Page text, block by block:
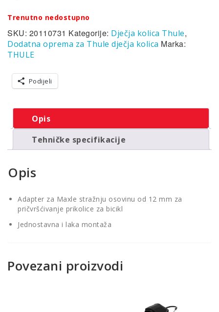
Trenutno nedostupno
SKU: 20110731 Kategorije: Dječja kolica Thule,
Dodatna oprema za Thule dječja kolica Marka:
THULE
Podijeli
Opis
Tehničke specifikacije
Opis
Adapter za Maxle stražnju osovinu od 12 mm za
pričvršćivanje prikolice za bicikl
Jednostavna i laka montaža
Povezani proizvodi